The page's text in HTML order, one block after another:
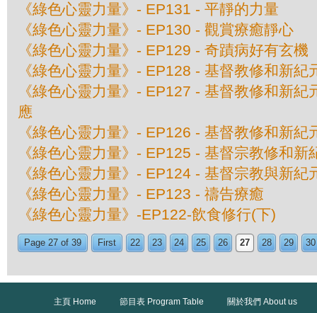
《綠色心靈力量》- EP131 - 平靜的力量
《綠色心靈力量》- EP130 - 觀賞療癒靜心
《綠色心靈力量》- EP129 - 奇蹟病好有玄機
《綠色心靈力量》- EP128 - 基督教修和新紀
《綠色心靈力量》- EP127 - 基督教修和新紀
應
《綠色心靈力量》- EP126 - 基督教修和新紀
《綠色心靈力量》- EP125 - 基督宗教修和新
《綠色心靈力量》- EP124 - 基督宗教與新紀
《綠色心靈力量》- EP123 - 禱告療癒
《綠色心靈力量》-EP122-飲食修行(下)
Page 27 of 39 First 22 23 24 25 26 27 28 29 30
主頁 Home 節目表 Program Table
關於我們 About us